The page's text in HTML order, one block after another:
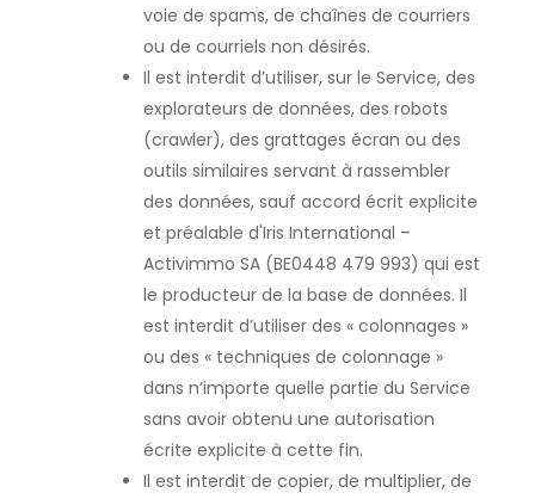
voie de spams, de chaînes de courriers
ou de courriels non désirés.
Il est interdit d’utiliser, sur le Service, des
explorateurs de données, des robots
(crawler), des grattages écran ou des
outils similaires servant à rassembler
des données, sauf accord écrit explicite
et préalable d'Iris International –
Activimmo SA (BE0448 479 993) qui est
le producteur de la base de données. Il
est interdit d’utiliser des « colonnages »
ou des « techniques de colonnage »
dans n’importe quelle partie du Service
sans avoir obtenu une autorisation
écrite explicite à cette fin.
Il est interdit de copier, de multiplier, de